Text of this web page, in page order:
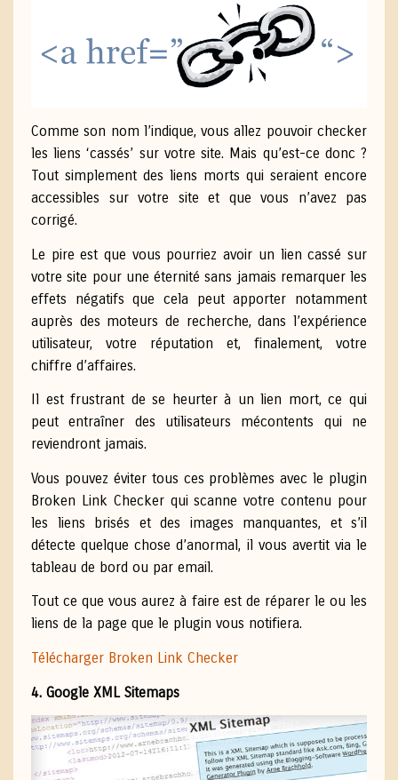
Comme son nom l’indique, vous allez pouvoir checker
les liens ‘cassés’ sur votre site. Mais qu’est-ce donc ?
Tout simplement des liens morts qui seraient encore
accessibles sur votre site et que vous n’avez pas
corrigé.
Le pire est que vous pourriez avoir un lien cassé sur
votre site pour une éternité sans jamais remarquer les
effets négatifs que cela peut apporter notamment
auprès des moteurs de recherche, dans l’expérience
utilisateur, votre réputation et, finalement, votre
chiffre d’affaires.
Il est frustrant de se heurter à un lien mort, ce qui
peut entraîner des utilisateurs mécontents qui ne
reviendront jamais.
Vous pouvez éviter tous ces problèmes avec le plugin
Broken Link Checker qui scanne votre contenu pour
les liens brisés et des images manquantes, et s’il
détecte quelque chose d’anormal, il vous avertit via le
tableau de bord ou par email.
Tout ce que vous aurez à faire est de réparer le ou les
liens de la page que le plugin vous notifiera.
Télécharger Broken Link Checker
4. Google XML Sitemaps